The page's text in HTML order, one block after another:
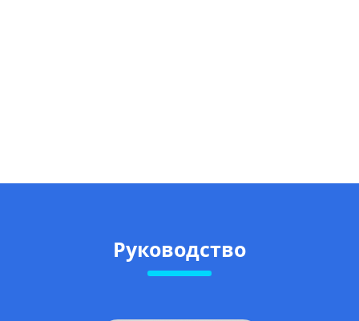
Руководство